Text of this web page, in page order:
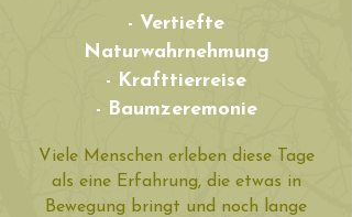
- Vertiefte
Naturwahrnehmung
- Krafttierreise
- Baumzeremonie
Viele Menschen erleben diese Tage
als eine Erfahrung, die etwas in
Bewegung bringt und noch lange